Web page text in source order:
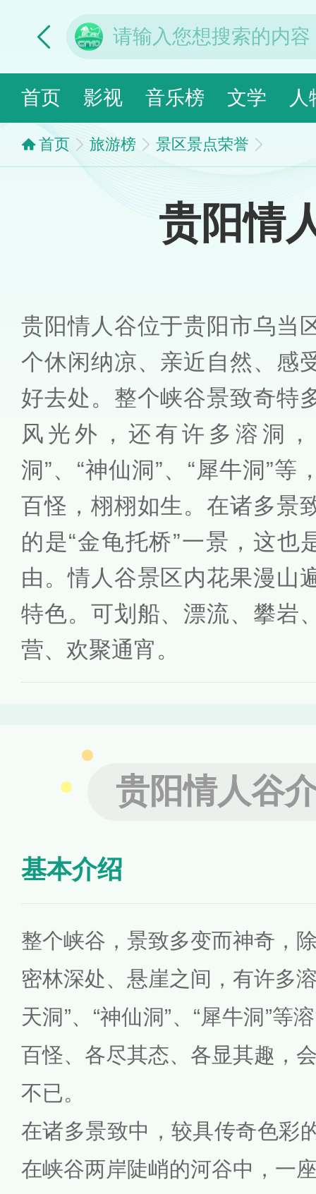
首页 影视 音乐榜 文学 人
首页 旅游榜 景区景点荣誉
贵阳情
贵阳情人谷位于贵阳市乌当
个休闲纳凉、亲近自然、感
好去处。整个峡谷景致奇特
风光外，还有许多溶洞
洞”、“神仙洞”、“犀牛洞”
百怪，栩栩如生。在诸多景
的是“金龟托桥”一景，这也
由。情人谷景区内花果漫山
特色。可划船、漂流、攀岩
营、欢聚通宵。
贵阳情人谷
基本介绍
整个峡谷，景致多变而神奇，
密林深处、悬崖之间，有许多
天洞”、“神仙洞”、“犀牛洞”等
百怪、各尽其态、各显其趣，
不已。
在诸多景致中，较具传奇色彩
在峡谷两岸陡峭的河谷中，一